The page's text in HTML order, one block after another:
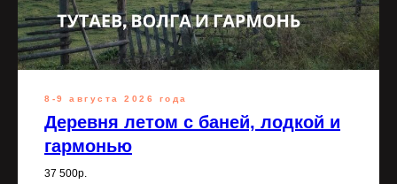
8-9 августа 2026 года
Деревня летом с баней, лодкой и
гармонью
37 500р.